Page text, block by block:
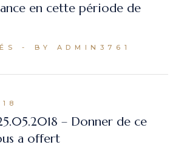
en cette période de
BY ADMIN3761
– Donner de ce
a offert